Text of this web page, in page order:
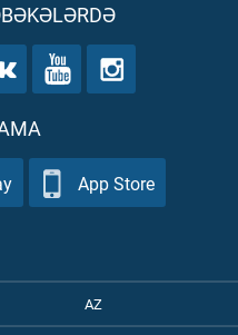
App Store
AZ